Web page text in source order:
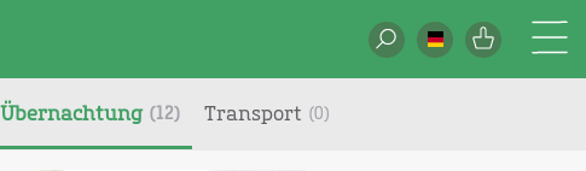
Übernachtung (12) Transport (0)